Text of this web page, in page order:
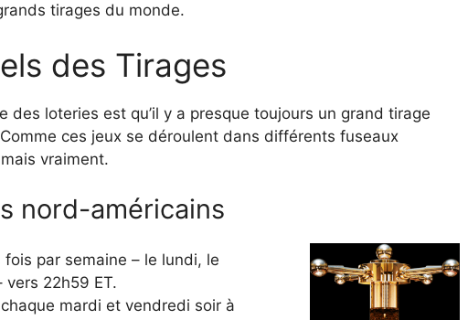
tirages du monde.
des Tirages
des loteries est qu’il y a presque toujours un grand tirage
ces jeux se déroulent dans différents fuseaux
vraiment.
nord-américains
par semaine – le lundi, le
22h59 ET.
mardi et vendredi soir à